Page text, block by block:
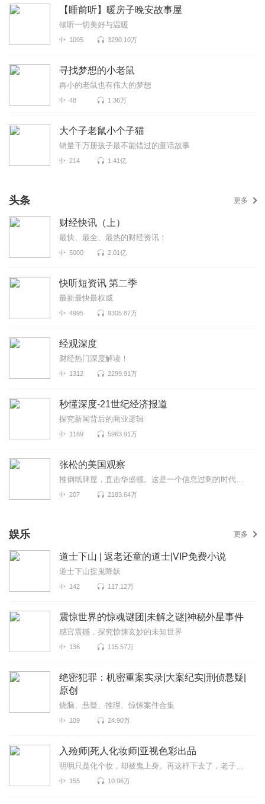
【睡前听】暖房子晚安故事屋
倾听一切美好与温暖
1095 3290.10万
寻找梦想的小老鼠
再小的老鼠也有伟大的梦想
48 1.36万
大个子老鼠小个子猫
销量千万册孩子最不能错过的童话故事
214 1.41亿
头条 更多
财经快讯（上）
最快、最全、最热的财经资讯！
5000 2.01亿
快听短资讯 第二季
最新最快最权威
4995 9305.87万
经观深度
财经热门深度解读！
1312 2299.91万
秒懂深度-21世纪经济报道
探究新闻背后的商业逻辑
1169 5963.91万
张松的美国观察
推倒纸牌屋，直击华盛顿。这是一个信息过剩的时代，也是一个真相迷离的时代。美国既是中国发展最重要的...
207 2183.64万
娱乐 更多
道士下山 | 返老还童的道士|VIP免费小说
道士下山捉鬼降妖
142 117.12万
震惊世界的惊魂谜团|未解之谜|神秘外星事件
感官震撼，探究惊悚玄妙的未知世界
136 115.57万
绝密犯罪：机密重案实录|大案纪实|刑侦悬疑|
原创
烧脑、悬疑、推理、惊悚案件合集
109 24.90万
入殓师|死人化妆师|亚视色彩出品
明明只是化个妆，却被鬼上身。再这样下去了，老子不干了。
155 10.96万